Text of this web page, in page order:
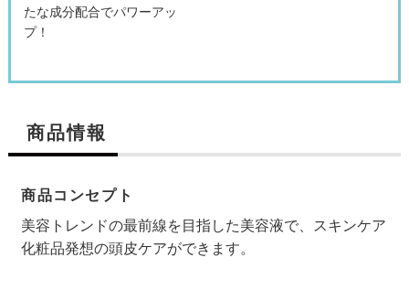
たな成分配合でパワーアッ
プ！
商品情報
商品コンセプト
美容トレンドの最前線を目指した美容液で、スキンケア
化粧品発想の頭皮ケアができます。